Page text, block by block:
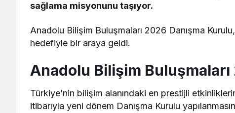
sağlama misyonunu taşıyor.
Anadolu Bilişim Buluşmaları 2026 Danışma
hedefiyle bir araya geldi.
Anadolu Bilişim
Türkiye’nin bilişim alanındaki en prestijli
itibarıyla yeni dönem Danışma Kurulu